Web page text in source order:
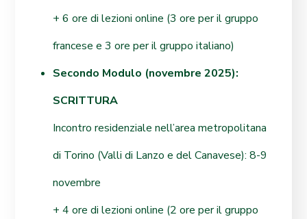
+ 6 ore di lezioni online (3 ore per il gruppo
francese e 3 ore per il gruppo italiano)
Secondo Modulo (novembre 2025):
SCRITTURA
Incontro residenziale nell’area metropolitana
di Torino (Valli di Lanzo e del Canavese): 8-9
novembre
+ 4 ore di lezioni online (2 ore per il gruppo